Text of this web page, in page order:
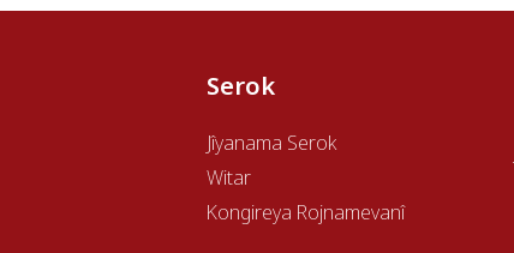
Serok
Jîyanama Serok
Witar
Kongireya Rojnamevanî